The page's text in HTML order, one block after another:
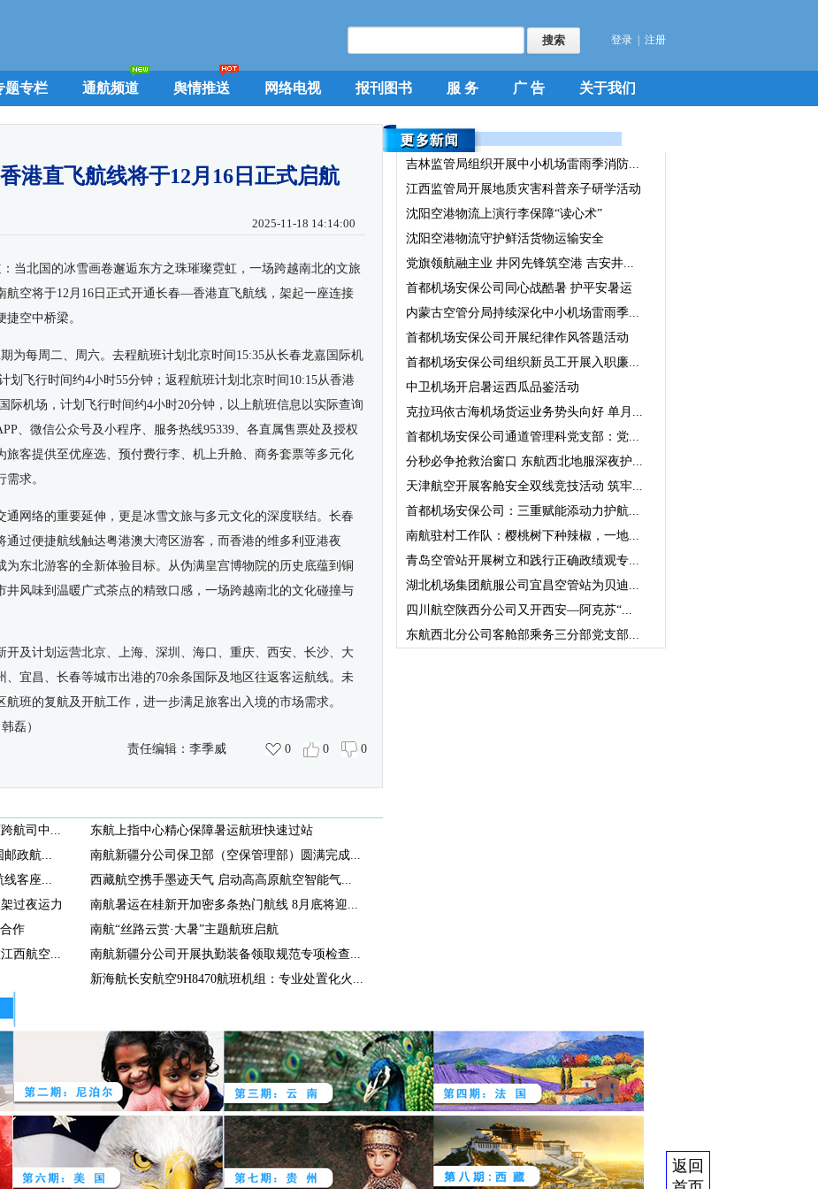
登录 注册
题专栏 通航频道 舆情推送 网络电视 报刊图书 服 务 广 告 关于我们
港直飞航线将于12月16日正式启航
2025-11-18 14:14:00
当北国的冰雪画卷邂逅东方之珠璀璨霓虹，一场跨越南北的文旅
航空将于12月16日正式开通长春—香港直飞航线，架起一座连接
空中桥梁。
期为每周二、 周 六。去程航班计划北京时间15:35从长春龙嘉国际机
划飞行时间约4小时55分钟；返程航班计划北京时间10:15从香港
际机场，计划飞行时间约4小时20分钟 ， 以上航班信息以实际查询
、微信公众号及小程序、服务热线95339、各直属售票处及授权
旅客提供至优座选、预付费行李、机上升舱、商务套票等多元化
求。
通网络的重要延伸，更是冰雪文旅与多元文化的深度联结。长春
通过便捷航线触达粤港澳大湾区游客，而香港的维多利亚港夜
东北游客的全新体验目标。从伪满皇宫博物院的历史底蕴到铜
井风味到温暖广式茶点的精致口感，一场跨越南北的文化碰撞与
开及计划运营北京、上海、深圳、海口、重庆、西安、长沙、大
宜昌、长春等城市出港的70余条国际及地区往返客运航线。未
班的复航及开航工作，进一步满足旅客出入境的市场需求。
磊）
责任编辑： 李季威 0 0 0
航司中...
邮政航...
线客座...
过夜运力
作
西航空...
东航上指中心精心保障暑运航班快速过站
南航新疆分公司保卫部（空保管理部）圆满完成...
西藏航空携手墨迹天气 启动高高原航空智能气...
南航暑运在桂新开加密多条热门航线 8月底将迎...
南航“丝路云赏·大暑”主题航班启航
南航新疆分公司开展执勤装备领取规范专项检查...
新海航长安航空9H8470航班机组：专业处置化火...
吉林监管局组织开展中小机场雷雨季消防...
江西监管局开展地质灾害科普亲子研学活动
沈阳空港物流上演行李保障“读心术”
沈阳空港物流守护鲜活货物运输安全
党旗领航融主业 井冈先锋筑空港 吉安井...
首都机场安保公司同心战酷暑 护平安暑运
内蒙古空管分局持续深化中小机场雷雨季...
首都机场安保公司开展纪律作风答题活动
首都机场安保公司组织新员工开展入职廉...
中卫机场开启暑运西瓜品鉴活动
克拉玛依古海机场货运业务势头向好 单月...
首都机场安保公司通道管理科党支部：党...
分秒必争抢救治窗口 东航西北地服深夜护...
天津航空开展客舱安全双线竞技活动 筑牢...
首都机场安保公司：三重赋能添动力护航...
南航驻村工作队：樱桃树下种辣椒，一地...
青岛空管站开展树立和践行正确政绩观专...
湖北机场集团航服公司宜昌空管站为贝迪...
四川航空陕西分公司又开西安—阿克苏“...
东航西北分公司客舱部乘务三分部党支部...
返回